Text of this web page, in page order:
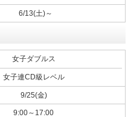
6/13(土)～
女子ダブルス
女子連CD級レベル
9/25(金)
9:00～17:00